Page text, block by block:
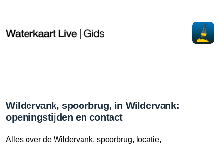
Wildervank, spoorbrug, in Wildervank:
openingstijden en contact
Alles over de Wildervank, spoorbrug, locatie,